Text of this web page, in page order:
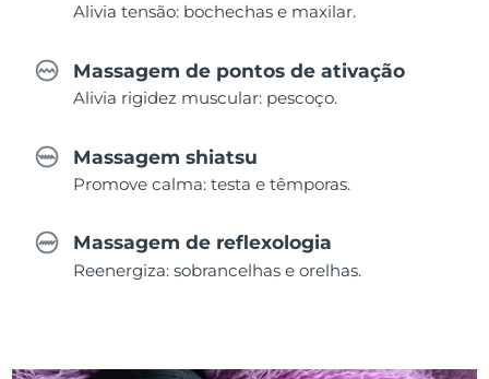
Alivia tensão: bochechas e maxilar.
Massagem de pontos de ativação
Alivia rigidez muscular: pescoço.
Massagem shiatsu
Promove calma: testa e têmporas.
Massagem de reflexologia
Reenergiza: sobrancelhas e orelhas.